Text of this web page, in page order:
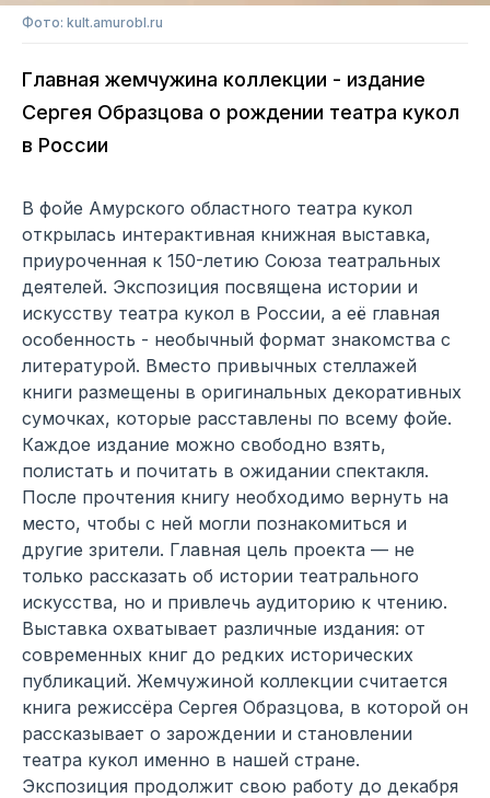
Фото: kult.amurobl.ru
Главная жемчужина коллекции - издание
Сергея Образцова о рождении театра кукол
в России
В фойе Амурского областного театра кукол
открылась интерактивная книжная выставка,
приуроченная к 150-летию Союза театральных
деятелей. Экспозиция посвящена истории и
искусству театра кукол в России, а её главная
особенность - необычный формат знакомства с
литературой. Вместо привычных стеллажей
книги размещены в оригинальных декоративных
сумочках, которые расставлены по всему фойе.
Каждое издание можно свободно взять,
полистать и почитать в ожидании спектакля.
После прочтения книгу необходимо вернуть на
место, чтобы с ней могли познакомиться и
другие зрители. Главная цель проекта — не
только рассказать об истории театрального
искусства, но и привлечь аудиторию к чтению.
Выставка охватывает различные издания: от
современных книг до редких исторических
публикаций. Жемчужиной коллекции считается
книга режиссёра Сергея Образцова, в которой он
рассказывает о зарождении и становлении
театра кукол именно в нашей стране.
Экспозиция продолжит свою работу до декабря